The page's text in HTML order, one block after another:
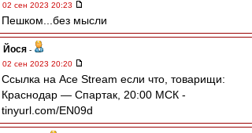
02 сен 2023 20:23
Пешком...без мысли
Йося -
02 сен 2023 20:20
Ссылка на Ace Stream если что, товарищи:
Краснодар — Спартак, 20:00 МСК -
tinyurl.com/EN09d